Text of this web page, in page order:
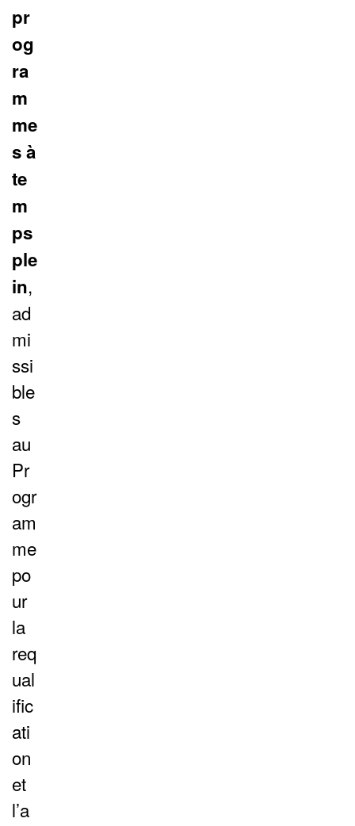
pr
og
ra
m
me
s à
te
m
ps
ple
in,
ad
mi
ssi
ble
s
au
Pr
ogr
am
me
po
ur
la
req
ual
ific
ati
on
et
l’a